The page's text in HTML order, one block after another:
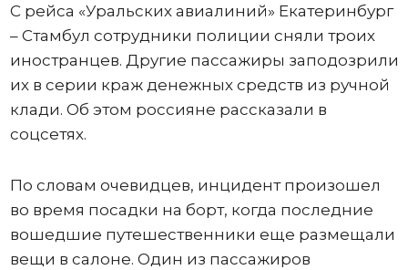
С рейса «Уральских авиалиний» Екатеринбург
– Стамбул сотрудники полиции сняли троих
иностранцев. Другие пассажиры заподозрили
их в серии краж денежных средств из ручной
клади. Об этом россияне рассказали в
соцсетях.
По словам очевидцев, инцидент произошел
во время посадки на борт, когда последние
вошедшие путешественники еще размещали
вещи в салоне. Один из пассажиров